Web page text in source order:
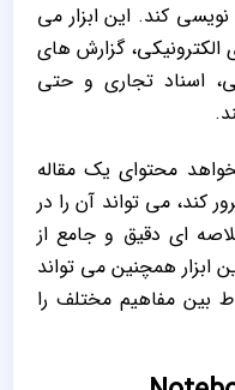
کند. این ابزار می‌
الکترونیکی، گزارش‌ های
اسناد تجاری و حتی
محتوای یک مقاله
کند، می ‌تواند آن را در
‌ای دقیق و جامع از
ابزار همچنین می ‌تواند
بین مفاهیم مختلف را